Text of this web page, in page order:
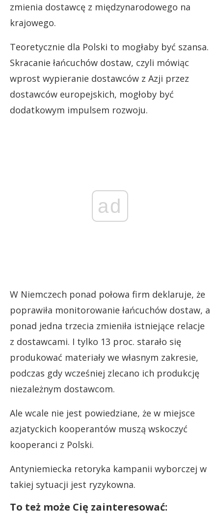
zmienia dostawcę z międzynarodowego na
krajowego.
Teoretycznie dla Polski to mogłaby być szansa.
Skracanie łańcuchów dostaw, czyli mówiąc
wprost wypieranie dostawców z Azji przez
dostawców europejskich, mogłoby być
dodatkowym impulsem rozwoju.
ad
W Niemczech ponad połowa firm deklaruje, że
poprawiła monitorowanie łańcuchów dostaw, a
ponad jedna trzecia zmieniła istniejące relacje
z dostawcami. I tylko 13 proc. starało się
produkować materiały we własnym zakresie,
podczas gdy wcześniej zlecano ich produkcję
niezależnym dostawcom.
Ale wcale nie jest powiedziane, że w miejsce
azjatyckich kooperantów muszą wskoczyć
kooperanci z Polski.
Antyniemiecka retoryka kampanii wyborczej w
takiej sytuacji jest ryzykowna.
To też może Cię zainteresować: